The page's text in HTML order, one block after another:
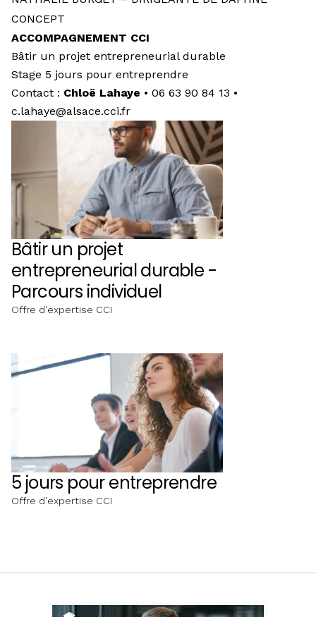
CONCEPT
ACCOMPAGNEMENT CCI
Bâtir un projet entrepreneurial durable
Stage 5 jours pour entreprendre
Contact : Chloë Lahaye • 06 63 90 84 13 •
c.lahaye@alsace.cci.fr
Bâtir un projet
entrepreneurial durable -
Parcours individuel
Offre d'expertise CCI
5 jours pour entreprendre
Offre d'expertise CCI